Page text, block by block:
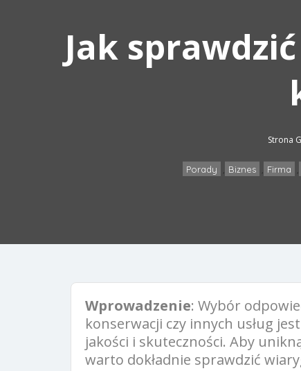
Jak
Strona
Porady Biznes Firma
Wprowadzenie: Wybór
konserwacji czy innych usług
jakości i skuteczności. Aby
warto dokładnie sprawdzić